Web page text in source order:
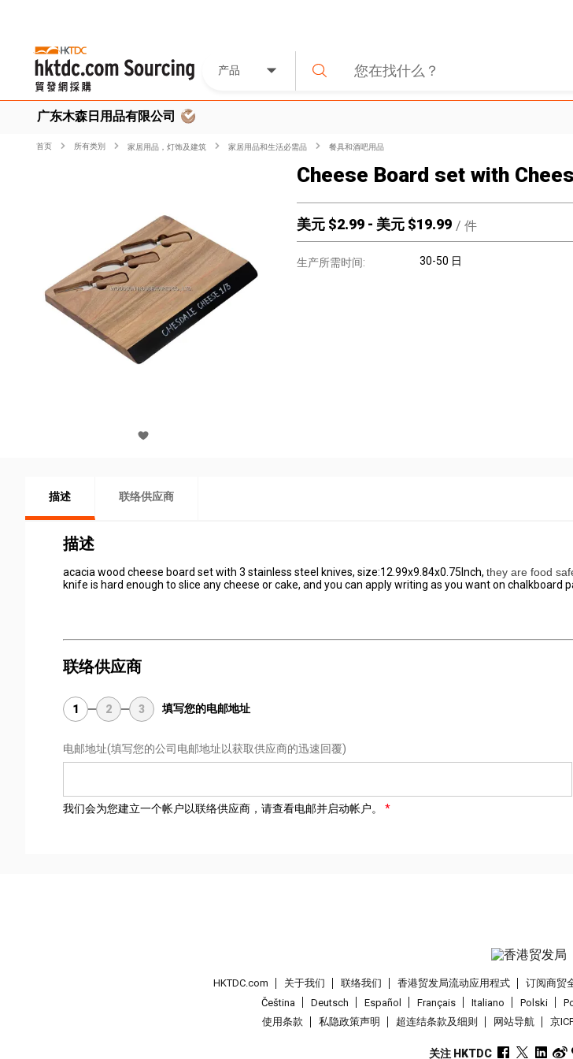
产品
广东木森日用品有限公司
首页 所有类別 家居用品，灯饰及建筑 家居用品和生活必需品 餐具和酒吧用品
Cheese Board set with
美元 $2.99 - 美元 $19.99 / 件
生产所需时间: 30-50 日
描述 联络供应商
描述
acacia wood cheese board set with 3 stainless steel knives, size:12.99x9.84x0.75Inch, they are food
knife is hard enough to slice any cheese or cake, and you can apply writing as you want on chalkboard
联络供应商
1 2 3 填写您的电邮地址
电邮地址(填写您的公司电邮地址以获取供应商的迅速回覆)
我们会为您建立一个帐户以联络供应商，请查看电邮并启动帐户。
HKTDC.com 关于我们 联络我们 香港贸发局流动应用程式 订阅商贸
Čeština
Deutsch Español Français Italiano Polski
使用条款
私隐政策声明 超连结条款及细则 网站导航 京
关注 HKTDC